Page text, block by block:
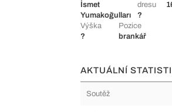
İsmet
Yumakoğulları
dresu
?
Výška
?
Pozice
brankář
AKTUÁLNÍ
Soutěž